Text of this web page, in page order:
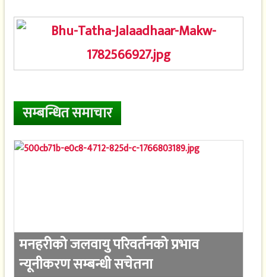
सम्बन्धित समाचार
मनहरीको जलवायु परिवर्तनको प्रभाव
न्यूनीकरण सम्बन्धी सचेतना